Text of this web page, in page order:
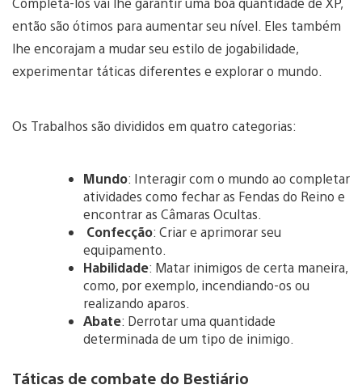
então são ótimos para aumentar seu nível. Eles também
lhe encorajam a mudar seu estilo de jogabilidade,
experimentar táticas diferentes e explorar o mundo.
Os Trabalhos são divididos em quatro categorias:
Mundo: Interagir com o mundo ao completar
atividades como fechar as Fendas do Reino e
encontrar as Câmaras Ocultas.
Confecção: Criar e aprimorar seu
equipamento.
Habilidade: Matar inimigos de certa maneira,
como, por exemplo, incendiando-os ou
realizando aparos.
Abate: Derrotar uma quantidade
determinada de um tipo de inimigo.
Táticas de combate do Bestiário